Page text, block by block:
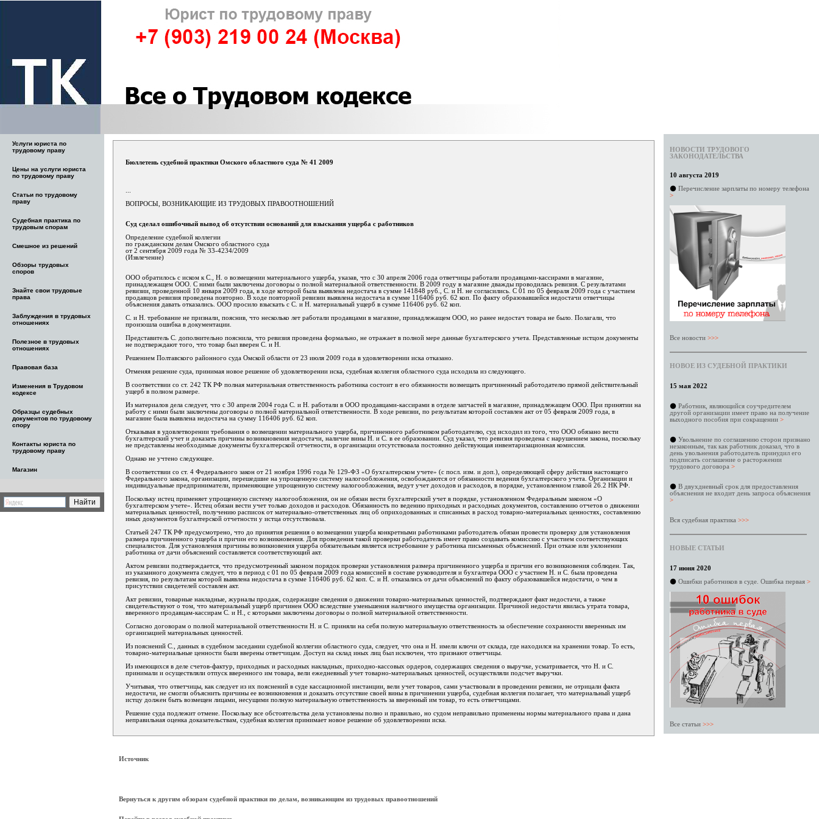
Услуги юриста по
трудовому праву
Цены на услуги юриста
по трудовому праву
Статьи по трудовому
праву
Судебная практика по
трудовым спорам
Смешное из решений
Обзоры трудовых
споров
Знайте свои трудовые
права
Заблуждения в трудовых
отношениях
Полезное в трудовых
отношениях
Правовая база
Изменения в Трудовом
кодексе
Образцы судебных
документов по трудовому
спору
Контакты юриста по
трудовому праву
Магазин
НОВОСТИ ТРУДОВОГО
ЗАКОНОДАТЕЛЬСТВА
10 августа 2019
⚫ Перечисление зарплаты по номеру телефона
>
Все новости >>>
НОВОЕ ИЗ СУДЕБНОЙ ПРАКТИКИ
15 мая 2022
⚫ Работник, являющийся соучредителем
другой организации имеет право на получение
выходного пособия при сокращении >
⚫ Увольнение по соглашению сторон признано
незаконным, так как работник доказал, что в
день увольнения работодатель принудил его
подписать соглашение о расторжении
трудового договора >
⚫ В двухдневный срок для предоставления
объяснения не входит день запроса объяснения
>
Вся судебная практика >>>
НОВЫЕ СТАТЬИ
17 июня 2020
⚫ Ошибки работников в суде. Ошибка первая >
Все статьи >>>
Бюллетень судебной практики Омского областного суда № 41 2009
ВОПРОСЫ, ВОЗНИКАЮЩИЕ ИЗ ТРУДОВЫХ ПРАВООТНОШЕНИЙ
Суд сделал ошибочный вывод об отсутствии оснований для взыскания ущерба с работников
Определение судебной коллегии
по гражданским делам Омского областного суда
от 2 сентября 2009 года № 33-4234/2009
(Извлечение)
ООО обратилось с иском к С., Н. о возмещении материального ущерба, указав, что с 30 апреля 2006 года ответчицы работали продавцами-кассирами в магазине,
принадлежащем ООО. С ними были заключены договоры о полной материальной ответственности. В 2009 году в магазине дважды проводилась ревизия. С результатами
ревизии, проведенной 10 января 2009 года, в ходе которой была выявлена недостача в сумме 141848 руб., С. и Н. не согласились. С 01 по 05 февраля 2009 года с участием
продавцов ревизия проведена повторно. В ходе повторной ревизии выявлена недостача в сумме 116406 руб. 62 коп. По факту образовавшейся недостачи ответчицы
объяснения давать отказались. ООО просило взыскать с С. и Н. материальный ущерб в сумме 116406 руб. 62 коп.
С. и Н. требование не признали, пояснив, что несколько лет работали продавцами в магазине, принадлежащем ООО, но ранее недостач товара не было. Полагали, что
произошла ошибка в документации.
Представитель С. дополнительно пояснила, что ревизия проведена формально, не отражает в полной мере данные бухгалтерского учета. Представленные истцом документы
не подтверждают того, что товар был вверен С. и Н.
Решением Полтавского районного суда Омской области от 23 июля 2009 года в удовлетворении иска отказано.
Отменяя решение суда, принимая новое решение об удовлетворении иска, судебная коллегия областного суда исходила из следующего.
В соответствии со ст. 242 ТК РФ полная материальная ответственность работника состоит в его обязанности возмещать причиненный работодателю прямой действительный
ущерб в полном размере.
Из материалов дела следует, что с 30 апреля 2004 года С. и Н. работали в ООО продавцами-кассирами в отделе запчастей в магазине, принадлежащем ООО. При принятии на
работу с ними были заключены договоры о полной материальной ответственности. В ходе ревизии, по результатам которой составлен акт от 05 февраля 2009 года, в
магазине была выявлена недостача на сумму 116406 руб. 62 коп.
Отказывая в удовлетворении требования о возмещении материального ущерба, причиненного работником работодателю, суд исходил из того, что ООО обязано вести
бухгалтерский учет и доказать причины возникновения недостачи, наличие вины Н. и С. в ее образовании. Суд указал, что ревизия проведена с нарушением закона, поскольку
не представлены необходимые документы бухгалтерской отчетности, в организации отсутствовала постоянно действующая инвентаризационная комиссия.
Однако не учтено следующее.
В соответствии со ст. 4 Федерального закон от 21 ноября 1996 года № 129-ФЗ «О бухгалтерском учете» (с посл. изм. и доп.), определяющей сферу действия настоящего
Федерального закона, организации, перешедшие на упрощенную систему налогообложения, освобождаются от обязанности ведения бухгалтерского учета. Организации и
индивидуальные предприниматели, применяющие упрощенную систему налогообложения, ведут учет доходов и расходов, в порядке, установленном главой 26.2 НК РФ.
Поскольку истец применяет упрощенную систему налогообложения, он не обязан вести бухгалтерский учет в порядке, установленном Федеральным законом «О
бухгалтерском учете». Истец обязан вести учет только доходов и расходов. Обязанность по ведению приходных и расходных документов, составлению отчетов о движении
материальных ценностей, получению расписок от материально-ответственных лиц об оприходованных и списанных в расход товарно-материальных ценностях, составлению
иных документов бухгалтерской отчетности у истца отсутствовала.
Статьей 247 ТК РФ предусмотрено, что до принятия решения о возмещении ущерба конкретными работниками работодатель обязан провести проверку для установления
размера причиненного ущерба и причин его возникновения. Для проведения такой проверки работодатель имеет право создавать комиссию с участием соответствующих
специалистов. Для установления причины возникновения ущерба обязательным является истребование у работника письменных объяснений. При отказе или уклонении
работника от дачи объяснений составляется соответствующий акт.
Актом ревизии подтверждается, что предусмотренный законом порядок проверки установления размера причиненного ущерба и причин его возникновения соблюден. Так,
из указанного документа следует, что в период с 01 по 05 февраля 2009 года комиссией в составе руководителя и бухгалтера ООО с участием Н. и С. была проведена
ревизия, по результатам которой выявлена недостача в сумме 116406 руб. 62 коп. С. и Н. отказались от дачи объяснений по факту образовавшейся недостачи, о чем в
присутствии свидетелей составлен акт.
Акт ревизии, товарные накладные, журналы продаж, содержащие сведения о движении товарно-материальных ценностей, подтверждают факт недостачи, а также
свидетельствуют о том, что материальный ущерб причинен ООО вследствие уменьшения наличного имущества организации. Причиной недостачи явилась утрата товара,
вверенного продавцам-кассирам С. и Н., с которыми заключены договоры о полной материальной ответственности.
Согласно договорам о полной материальной ответственности Н. и С. приняли на себя полную материальную ответственность за обеспечение сохранности вверенных им
организацией материальных ценностей.
Из пояснений С., данных в судебном заседании судебной коллегии областного суда, следует, что она и Н. имели ключи от склада, где находился на хранении товар. То есть,
товарно-материальные ценности были вверены ответчицам. Доступ на склад иных лиц был исключен, что признают ответчицы.
Из имеющихся в деле счетов-фактур, приходных и расходных накладных, приходно-кассовых ордеров, содержащих сведения о выручке, усматривается, что Н. и С.
принимали и осуществляли отпуск вверенного им товара, вели ежедневный учет товарно-материальных ценностей, осуществляли подсчет выручки.
Учитывая, что ответчицы, как следует из их пояснений в суде кассационной инстанции, вели учет товаров, сами участвовали в проведении ревизии, не отрицали факта
недостачи, не смогли объяснить причины ее возникновения и доказать отсутствие своей вины в причинении ущерба, судебная коллегия полагает, что материальный ущерб
истцу должен быть возмещен лицами, несущими полную материальную ответственность за вверенный им товар, то есть ответчицами.
Решение суда подлежит отмене. Поскольку все обстоятельства дела установлены полно и правильно, но судом неправильно применены нормы материального права и дана
неправильная оценка доказательствам, судебная коллегия принимает новое решение об удовлетворении иска.
Источник
Вернуться к другим обзорам судебной практики по делам, возникающим из трудовых правоотношений